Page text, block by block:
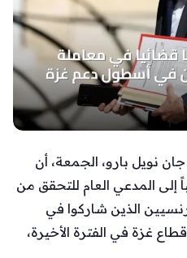
نويل بارو، الجمعة، أن
إلى المدعي العام للتحقق من
الذين شاركوا في
غزة في الفترة الأخيرة،